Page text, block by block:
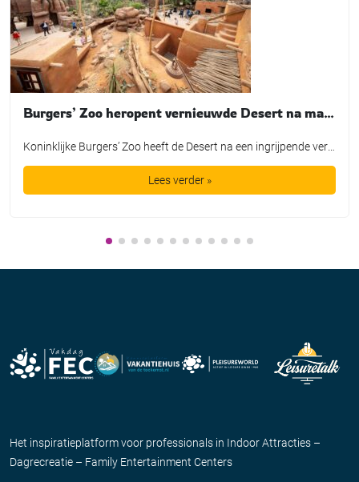
Burgers’ Zoo heropent vernieuwde Desert na maandenlange verbouwing
Lees verder »
Het inspiratieplatform voor professionals in Indoor Attracties –
Dagrecreatie – Family Entertainment Centers